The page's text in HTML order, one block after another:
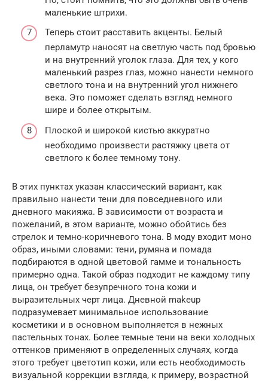
маленькие штрихи.
Теперь стоит расставить акценты. Белый
перламутр наносят на светлую часть под бровью
и на внутренний уголок глаза. Для тех, у кого
маленький разрез глаз, можно нанести немного
светлого тона и на внутренний угол нижнего
века. Это поможет сделать взгляд немного
шире и более открытым.
Плоской и широкой кистью аккуратно
необходимо произвести растяжку цвета от
светлого к более темному тону.
В этих пунктах указан классический вариант, как
правильно нанести тени для повседневного или
дневного макияжа. В зависимости от возраста и
пожеланий, в этом варианте, можно обойтись без
стрелок и темно-коричневого тона. В моду входит моно
образ, иными словами: тени, румяна и помада
подбираются в одной цветовой гамме и тональность
примерно одна. Такой образ подходит не каждому типу
лица, он требует безупречного тона кожи и
выразительных черт лица. Дневной makeup
подразумевает минимальное использование
косметики и в основном выполняется в нежных
пастельных тонах. Более темные тени на веки холодных
оттенков применяют в определенных случаях, когда
этого требует цветотип кожи, или есть необходимость
визуальной коррекции взгляда, к примеру, возрастной